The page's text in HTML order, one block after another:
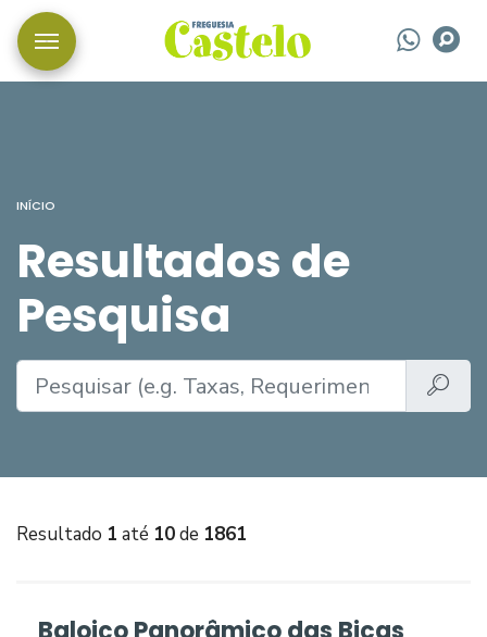
INÍCIO
Resultados de
Pesquisa
Resultado 1 até 10de 1861